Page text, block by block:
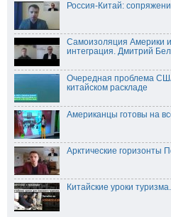
Россия-Китай:
Самоизоляция Америки и
интеграция. Дмитрий
Очередная проблема
китайском раскладе
Американцы готовы на
Арктические горизонты
Китайские уроки